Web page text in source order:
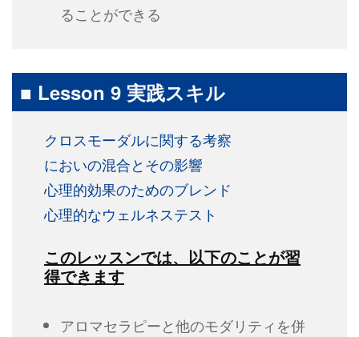
ることができる
■ Lesson 9 実践スキル
クロスモーダルに関する考察
においの混合とその影響
心理的効果のためのブレンド
心理的なウェルネステスト
このレッスンでは、以下のことが習
得できます
アロマセラピーと他のモダリティを併